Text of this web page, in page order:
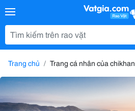
Trang chủ Trang cá nhân của chikhan